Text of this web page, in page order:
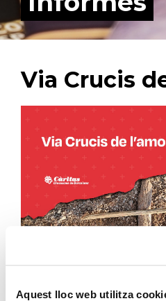
Aquest lloc web utilitza
Via Crucis